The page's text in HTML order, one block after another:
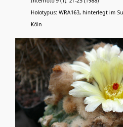
Holotypus: WRA163, hinterlegt im
Köln